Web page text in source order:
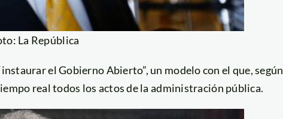
La República
el Gobierno Abierto”, un modelo con el que, según
real todos los actos de la administración pública.